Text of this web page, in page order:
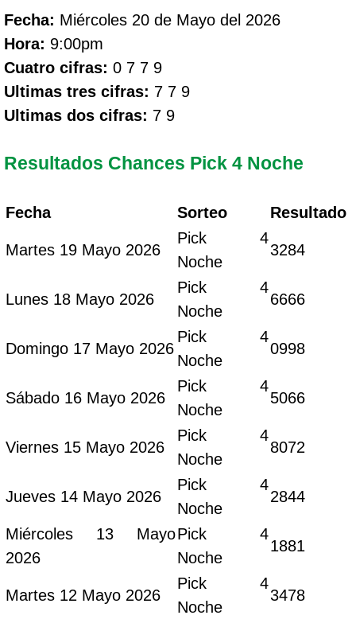
Fecha: Miércoles 20 de Mayo del 2026
Hora: 9:00pm
Cuatro cifras: 0 7 7 9
Ultimas tres cifras: 7 7 9
Ultimas dos cifras: 7 9
Resultados Chances Pick 4 Noche
Fecha Sorteo Resultado
Martes 19 Mayo 2026
Pick 4
Noche
3284
Lunes 18 Mayo 2026
Pick 4
Noche
6666
Domingo 17 Mayo 2026
Pick 4
Noche
0998
Sábado 16 Mayo 2026
Pick 4
Noche
5066
Viernes 15 Mayo 2026
Pick 4
Noche
8072
Jueves 14 Mayo 2026
Pick 4
Noche
2844
Miércoles 13 Mayo
2026
Pick 4
Noche
1881
Martes 12 Mayo 2026
Pick 4
Noche
3478